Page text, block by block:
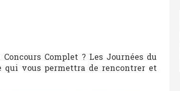
Complet ? Les Journées du
qui vous permettra de rencontrer et